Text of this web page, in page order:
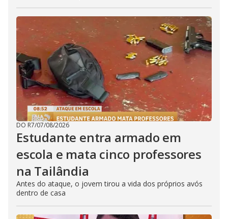
DO R7/07/08/2026
Estudante entra armado em
escola e mata cinco professores
na Tailândia
Antes do ataque, o jovem tirou a vida dos próprios avós
dentro de casa